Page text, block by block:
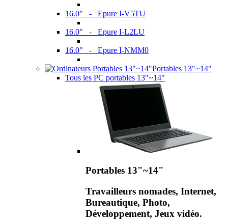
16.0" - Epure I-V5TU
16.0" - Epure I-L2LU
16.0" - Epure I-NMM0
Portables 13"~14"
Tous les PC portables 13"~14"
Portables 13"~14"
Travailleurs nomades, Internet,
Bureautique, Photo,
Développement, Jeux vidéo.